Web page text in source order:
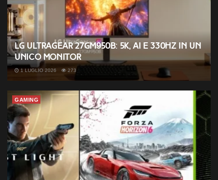
LG UltraGear 27GM950B: 5K, AI e 330Hz in un
unico monitor
1 LUGLIO 2026 273
GAMING